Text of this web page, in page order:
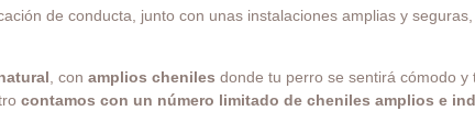
de conducta, junto con unas instalaciones amplias y
, con amplios cheniles donde tu perro se sentirá cómodo
contamos con un número limitado de cheniles amplios e